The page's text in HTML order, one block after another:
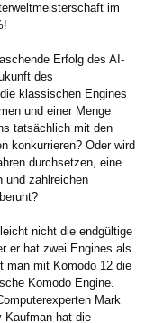
im
Erfolg des AI-
des
klassischen Engines
und einer Menge
tatsächlich mit den
konkurrieren? Oder wird
durchsetzen, eine
und zahlreichen
nicht die endgültige
er hat zwei Engines als
man mit Komodo 12 die
Komodo Engine.
Mark
Kaufman hat die